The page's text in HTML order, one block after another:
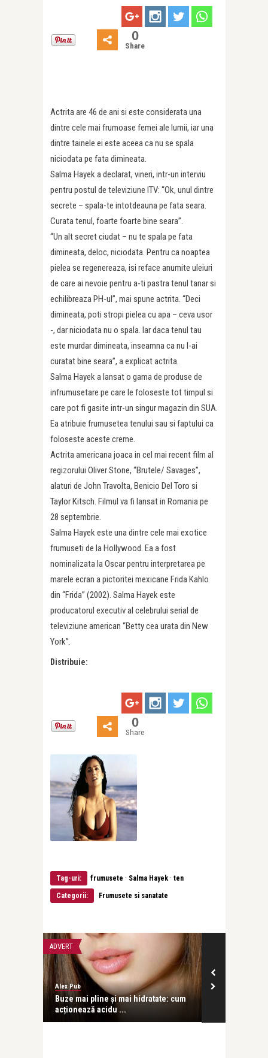
0
Share
Actrita are 46 de ani si este considerata una
dintre cele mai frumoase femei ale lumii, iar una
dintre tainele ei este aceea ca nu se spala
niciodata pe fata dimineata.
Salma Hayek a declarat, vineri, intr-un interviu
pentru postul de televiziune ITV: “Ok, unul dintre
secrete – spala-te intotdeauna pe fata seara.
Curata tenul, foarte foarte bine seara”.
“Un alt secret ciudat – nu te spala pe fata
dimineata, deloc, niciodata. Pentru ca noaptea
pielea se regenereaza, isi reface anumite uleiuri
de care ai nevoie pentru a-ti pastra tenul tanar si
echilibreaza PH-ul”, mai spune actrita. “Deci
dimineata, poti stropi pielea cu apa – ceva usor
-, dar niciodata nu o spala. Iar daca tenul tau
este murdar dimineata, inseamna ca nu l-ai
curatat bine seara”, a explicat actrita.
Salma Hayek a lansat o gama de produse de
infrumusetare pe care le foloseste tot timpul si
care pot fi gasite intr-un singur magazin din SUA.
Ea atribuie frumusetea tenului sau si faptului ca
foloseste aceste creme.
Actrita americana joaca in cel mai recent film al
regizorului Oliver Stone, “Brutele/ Savages”,
alaturi de John Travolta, Benicio Del Toro si
Taylor Kitsch. Filmul va fi lansat in Romania pe
28 septembrie.
Salma Hayek este una dintre cele mai exotice
frumuseti de la Hollywood. Ea a fost
nominalizata la Oscar pentru interpretarea pe
marele ecran a pictoritei mexicane Frida Kahlo
din “Frida” (2002). Salma Hayek este
producatorul executiv al celebrului serial de
televiziune american “Betty cea urata din New
York”.
Distribuie:
0
Share
Tag-uri: frumusete · Salma Hayek · ten
Categorii: Frumusete si sanatate
ADVERT
Alex Pub
Buze mai pline și mai hidratate: cum
acționează acidu ...